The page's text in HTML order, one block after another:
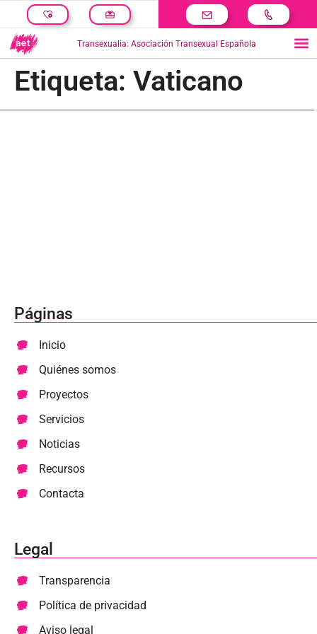
Transexualia: Asociación Transexual Española
Etiqueta: Vaticano
Páginas
Inicio
Quiénes somos
Proyectos
Servicios
Noticias
Recursos
Contacta
Legal
Transparencia
Política de privacidad
Aviso legal